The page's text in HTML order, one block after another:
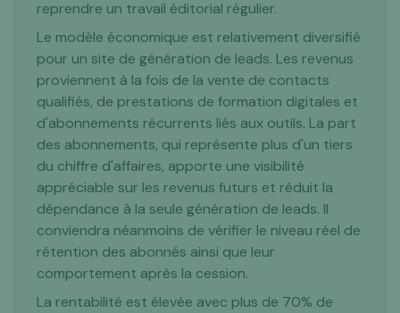
reprendre un travail éditorial régulier.
Le modèle économique est relativement diversifié
pour un site de génération de leads. Les revenus
proviennent à la fois de la vente de contacts
qualifiés, de prestations de formation digitales et
d'abonnements récurrents liés aux outils. La part
des abonnements, qui représente plus d'un tiers
du chiffre d'affaires, apporte une visibilité
appréciable sur les revenus futurs et réduit la
dépendance à la seule génération de leads. Il
conviendra néanmoins de vérifier le niveau réel de
rétention des abonnés ainsi que leur
comportement après la cession.
La rentabilité est élevée avec plus de 70% de